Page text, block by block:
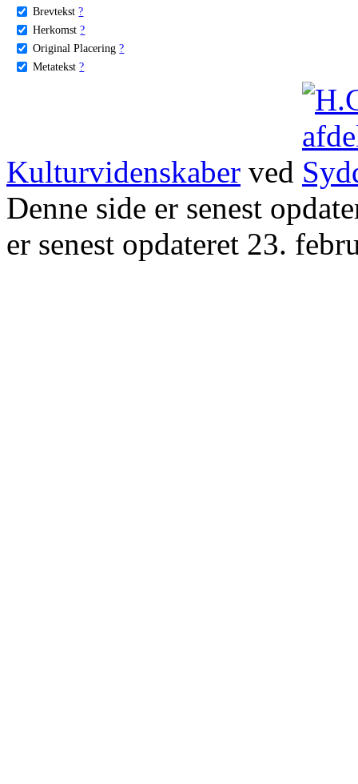
Brevtekst ?
Herkomst ?
Original Placering ?
Metatekst ?
Kulturvidenskaber ved
Denne side er senest
er senest opdateret 23.